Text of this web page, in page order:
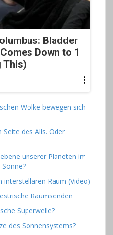
Bladder
Down to 1
This)
Wolke bewegen sich
Seite des Alls. Oder
unserer Planeten im
interstellaren Raum (Video)
Raumsonden
Superwelle?
des Sonnensystems?